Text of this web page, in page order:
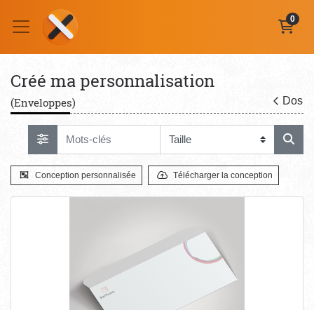
0
Créé ma personnalisation
(Enveloppes) Dos
Conception personnalisée Télécharger la conception